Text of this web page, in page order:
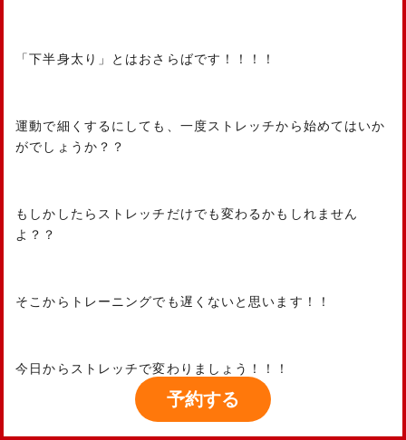
「下半身太り」とはおさらばです！！！！
運動で細くするにしても、一度ストレッチから始めてはいか
がでしょうか？？
もしかしたらストレッチだけでも変わるかもしれません
よ？？
そこからトレーニングでも遅くないと思います！！
今日からストレッチで変わりましょう！！！
予約する